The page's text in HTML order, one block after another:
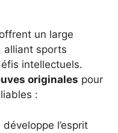
un large
alliant sports
intellectuels.
originales pour
:
développe l’esprit